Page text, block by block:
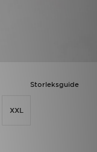
Storleksguide
XXL